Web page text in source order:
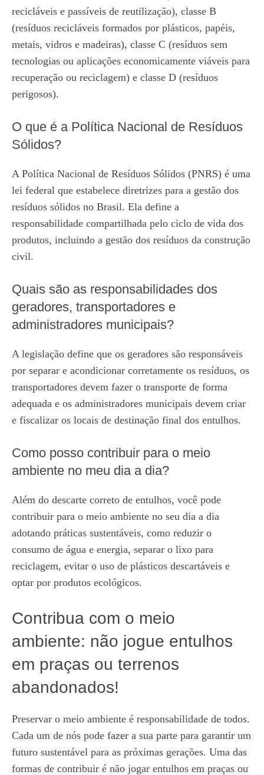
recicláveis e passíveis de reutilização), classe B
(resíduos recicláveis formados por plásticos, papéis,
metais, vidros e madeiras), classe C (resíduos sem
tecnologias ou aplicações economicamente viáveis para
recuperação ou reciclagem) e classe D (resíduos
perigosos).
O que é a Política Nacional de Resíduos
Sólidos?
A Política Nacional de Resíduos Sólidos (PNRS) é uma
lei federal que estabelece diretrizes para a gestão dos
resíduos sólidos no Brasil. Ela define a
responsabilidade compartilhada pelo ciclo de vida dos
produtos, incluindo a gestão dos resíduos da construção
civil.
Quais são as responsabilidades dos
geradores, transportadores e
administradores municipais?
A legislação define que os geradores são responsáveis
por separar e acondicionar corretamente os resíduos, os
transportadores devem fazer o transporte de forma
adequada e os administradores municipais devem criar
e fiscalizar os locais de destinação final dos entulhos.
Como posso contribuir para o meio
ambiente no meu dia a dia?
Além do descarte correto de entulhos, você pode
contribuir para o meio ambiente no seu dia a dia
adotando práticas sustentáveis, como reduzir o
consumo de água e energia, separar o lixo para
reciclagem, evitar o uso de plásticos descartáveis e
optar por produtos ecológicos.
Contribua com o meio
ambiente: não jogue entulhos
em praças ou terrenos
abandonados!
Preservar o meio ambiente é responsabilidade de todos.
Cada um de nós pode fazer a sua parte para garantir um
futuro sustentável para as próximas gerações. Uma das
formas de contribuir é não jogar entulhos em praças ou